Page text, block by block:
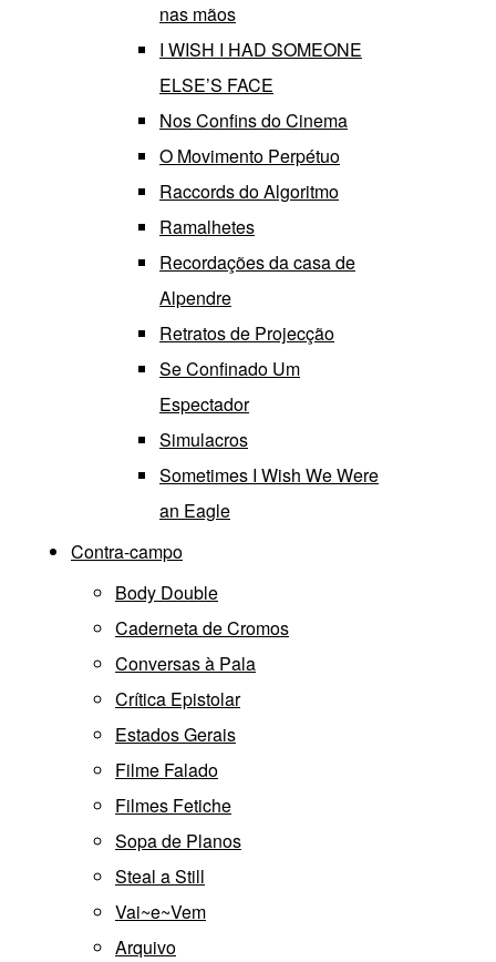
nas mãos
I WISH I HAD SOMEONE
ELSE’S FACE
Nos Confins do Cinema
O Movimento Perpétuo
Raccords do Algoritmo
Ramalhetes
Recordações da casa de
Alpendre
Retratos de Projecção
Se Confinado Um
Espectador
Simulacros
Sometimes I Wish We Were
an Eagle
Contra-campo
Body Double
Caderneta de Cromos
Conversas à Pala
Crítica Epistolar
Estados Gerais
Filme Falado
Filmes Fetiche
Sopa de Planos
Steal a Still
Vai~e~Vem
Arquivo